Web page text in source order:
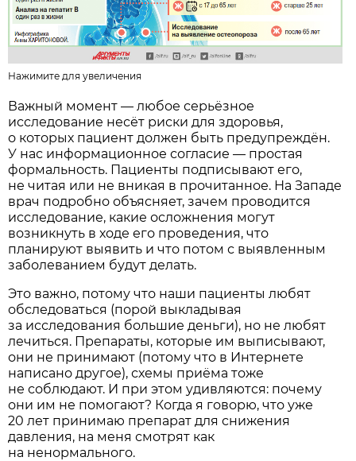
Нажимите для увеличения
Важный момент — любое серьёзное
исследование несёт риски для здоровья,
о которых пациент должен быть предупреждён.
У нас информационное согласие — простая
формальность. Пациенты подписывают его,
не читая или не вникая в прочитанное. На Западе
врач подробно объясняет, зачем проводится
исследование, какие осложнения могут
возникнуть в ходе его проведения, что
планируют выявить и что потом с выявленным
заболеванием будут делать.
Это важно, потому что наши пациенты любят
обследоваться (порой выкладывая
за исследования большие деньги), но не любят
лечиться. Препараты, которые им выписывают,
они не принимают (потому что в Интернете
написано другое), схемы приёма тоже
не соблюдают. И при этом удивляются: почему
они им не помогают? Когда я говорю, что уже
20 лет принимаю препарат для снижения
давления, на меня смотрят как
на ненормального.